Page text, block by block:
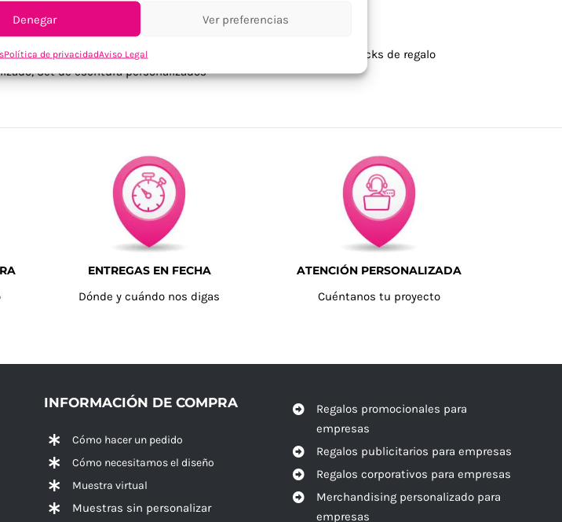
Denegar Ver preferencias
Política de privacidadAviso Legal
09
Blocs - libretas - cuadernos personalizados
Packs de regalo
,Set de escritura personalizados
ENTREGAS EN FECHA
Dónde y cuándo nos digas
ATENCIÓN PERSONALIZADA
Cuéntanos tu proyecto
INFORMACIÓN DE COMPRA
Cómo hacer un pedido
Cómo necesitamos el diseño
Muestra virtual
Muestras sin personalizar
Regalos promocionales para
empresas
Regalos publicitarios para empresas
Regalos corporativos para empresas
Merchandising personalizado para
empresas